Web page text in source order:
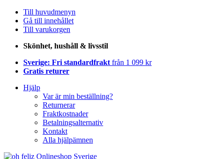
Till huvudmenyn
Gå till innehållet
Till varukorgen
Skönhet, hushåll & livsstil
Sverige: Fri standardfrakt från 1 099 kr
Gratis returer
Hjälp
Var är min beställning?
Returnerar
Fraktkostnader
Betalningsalternativ
Kontakt
Alla hjälpämnen